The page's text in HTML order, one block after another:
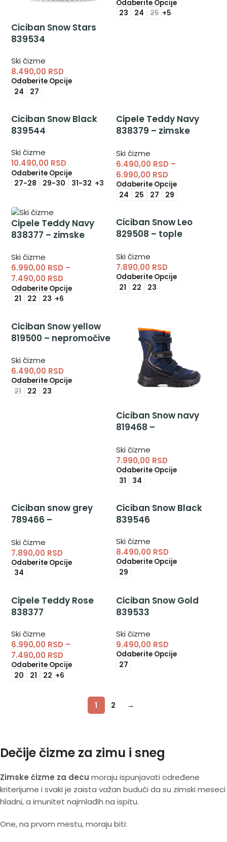
Ciciban Snow Stars
839534
Ski čizme
8.490,00 RSD
Odaberite Opcije
24 27
Odaberite Opcije
23 24 25 +5
Ciciban Snow Black
839544
Ski čizme
10.490,00 RSD
Odaberite Opcije
27-28 29-30 31-32 +3
Cipele Teddy Navy
838379 – zimske
Ski čizme
6.490,00 RSD –
6.990,00 RSD
Odaberite Opcije
24 25 27 29
Cipele Teddy Navy
838377 – zimske
Ski čizme
6.990,00 RSD –
7.490,00 RSD
Odaberite Opcije
21 22 23 +6
Ciciban Snow Leo
829508 – tople
za devojčice
Ski čizme
7.890,00 RSD
Odaberite Opcije
21 22 23
Ciciban Snow yellow
819500 – nepromočive
Ski čizme
6.490,00 RSD
Odaberite Opcije
21 22 23
Ciciban Snow navy
819468 –
za dečake
Ski čizme
7.990,00 RSD
Odaberite Opcije
31 34
Ciciban snow grey
789466 –
za dečake
Ski čizme
7.890,00 RSD
Odaberite Opcije
34
Ciciban Snow Black
839546
Ski čizme
8.490,00 RSD
Odaberite Opcije
29
Cipele Teddy Rose
838377
Ski čizme
6.990,00 RSD –
7.490,00 RSD
Odaberite Opcije
20 21 22 +6
Ciciban Snow Gold
839533
Ski čizme
9.490,00 RSD
Odaberite Opcije
27
1 2 →
Dečije čizme za zimu i sneg
Zimske čizme za decu moraju ispunjavati određene
kriterijume i svaki je zaista važan budući da su zimski meseci
hladni, a imunitet najmlađih na ispitu.
One, na prvom mestu, moraju biti: